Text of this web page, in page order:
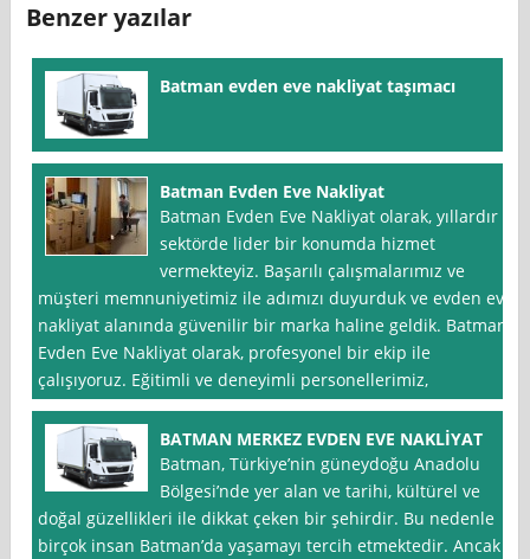
Benzer yazılar
Batman evden eve nakliyat taşımacı
Batman Evden Eve Nakliyat
Batman Evden Eve Nakliyat olarak, yıllardır
sektörde lider bir konumda hizmet
vermekteyiz. Başarılı çalışmalarımız ve
müşteri memnuniyetimiz ile adımızı duyurduk ve evden eve
nakliyat alanında güvenilir bir marka haline geldik. Batman
Evden Eve Nakliyat olarak, profesyonel bir ekip ile
çalışıyoruz. Eğitimli ve deneyimli personellerimiz,
BATMAN MERKEZ EVDEN EVE NAKLİYAT
Batman, Türkiye’nin güneydoğu Anadolu
Bölgesi’nde yer alan ve tarihi, kültürel ve
doğal güzellikleri ile dikkat çeken bir şehirdir. Bu nedenle
birçok insan Batman’da yaşamayı tercih etmektedir. Ancak